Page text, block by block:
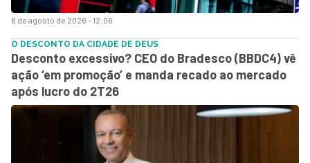
6 de agosto de 2026 - 12:06
O DESCONTO DA CIDADE DE DEUS
Desconto excessivo? CEO do Bradesco (BBDC4) vê
ação ‘em promoção’ e manda recado ao mercado
após lucro do 2T26